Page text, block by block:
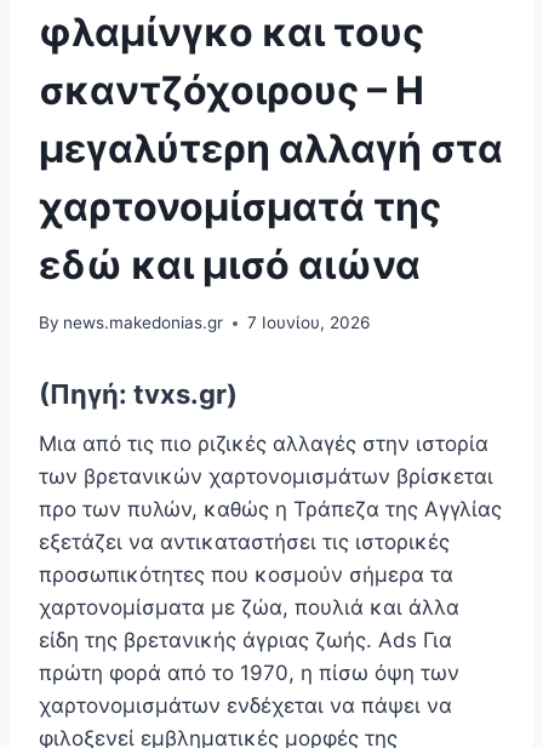
φλαμίνγκο και τους
σκαντζόχοιρους – Η
μεγαλύτερη αλλαγή στα
χαρτονομίσματά της
εδώ και μισό αιώνα
By news.makedonias.gr 7 Ιουνίου, 2026
(Πηγή: tvxs.gr)
Μια από τις πιο ριζικές αλλαγές στην ιστορία
των βρετανικών χαρτονομισμάτων βρίσκεται
προ των πυλών, καθώς η Τράπεζα της Αγγλίας
εξετάζει να αντικαταστήσει τις ιστορικές
προσωπικότητες που κοσμούν σήμερα τα
χαρτονομίσματα με ζώα, πουλιά και άλλα
είδη της βρετανικής άγριας ζωής. Ads Για
πρώτη φορά από το 1970, η πίσω όψη των
χαρτονομισμάτων ενδέχεται να πάψει να
φιλοξενεί εμβληματικές μορφές της